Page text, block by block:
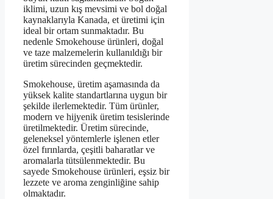
iklimi, uzun kış mevsimi ve bol doğal
kaynaklarıyla Kanada, et üretimi için
ideal bir ortam sunmaktadır. Bu
nedenle Smokehouse ürünleri, doğal
ve taze malzemelerin kullanıldığı bir
üretim sürecinden geçmektedir.
Smokehouse, üretim aşamasında da
yüksek kalite standartlarına uygun bir
şekilde ilerlemektedir. Tüm ürünler,
modern ve hijyenik üretim tesislerinde
üretilmektedir. Üretim sürecinde,
geleneksel yöntemlerle işlenen etler
özel fırınlarda, çeşitli baharatlar ve
aromalarla tütsülenmektedir. Bu
sayede Smokehouse ürünleri, eşsiz bir
lezzete ve aroma zenginliğine sahip
olmaktadır.